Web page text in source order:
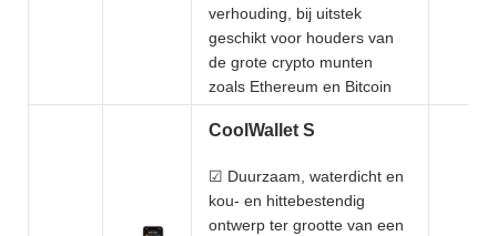
verhouding, bij uitstek
geschikt voor houders van
de grote crypto munten
zoals Ethereum en Bitcoin
CoolWallet S
☑ Duurzaam, waterdicht en
kou- en hittebestendig
ontwerp ter grootte van een